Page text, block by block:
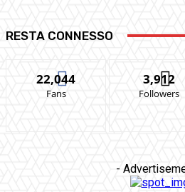
RESTA CONNESSO
22,044
Fans
3,912
Followers
-